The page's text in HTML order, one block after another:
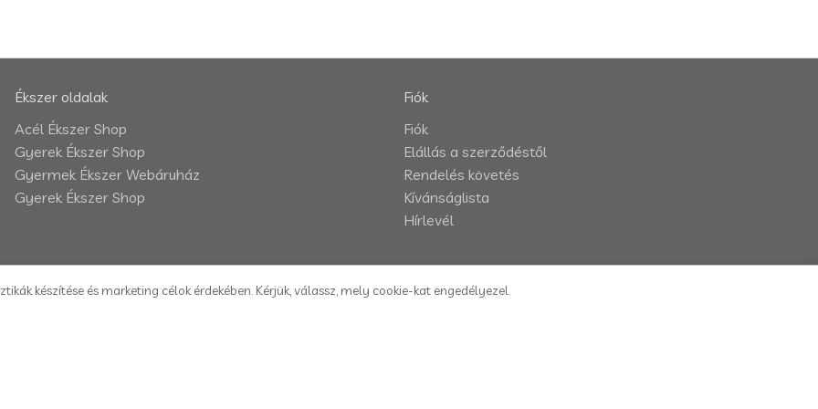
Ékszer oldalak
Acél Ékszer Shop
Gyerek Ékszer Shop
Gyermek Ékszer Webáruház
Gyerek Ékszer Shop
Fiók
Fiók
Elállás a szerződéstől
Rendelés követés
Kívánságlista
Hírlevél
készítése és marketing célok érdekében. Kérjük, válassz, mely cookie-kat engedélyezel.